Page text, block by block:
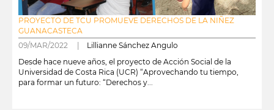
PROYECTO DE TCU PROMUEVE DERECHOS DE LA NIÑEZ
GUANACASTECA
09/MAR/2022 | Lillianne Sánchez Angulo
Desde hace nueve años, el proyecto de Acción Social de la
Universidad de Costa Rica (UCR) “Aprovechando tu tiempo,
para formar un futuro: “Derechos y...